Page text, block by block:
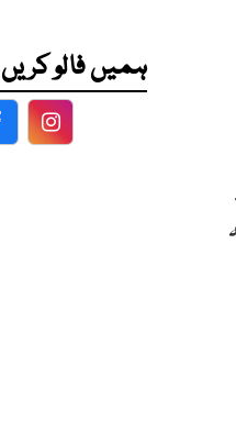
ہمیں فالو کریں
Facebook